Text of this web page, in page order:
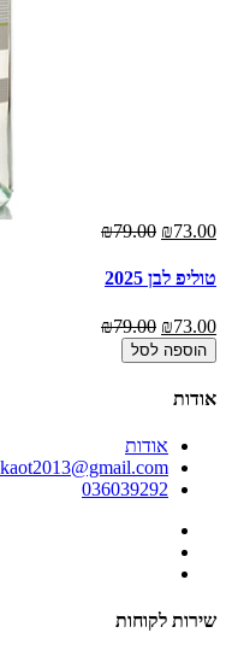
₪73.00
₪79.00
טוליפ לבן 2025
₪73.00
₪79.00
הוספה לסל
אודות
אודות
036039292
שירות לקוחות